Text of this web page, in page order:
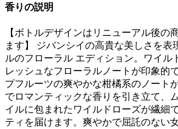
香りの説明
【ボトルデザインはリニューアル後の
ます】 ジバンシイの高貴な美しさを表
ルのフローラル エディション。ワイル
レッシュなフローラルノートが印象的
プフルーツの爽やかな柑橘系のノート
でロマンティックな香りを引き立て、
イルに包まれたワイルドローズが繊細
ティを届けます。爽やかで屈託のない